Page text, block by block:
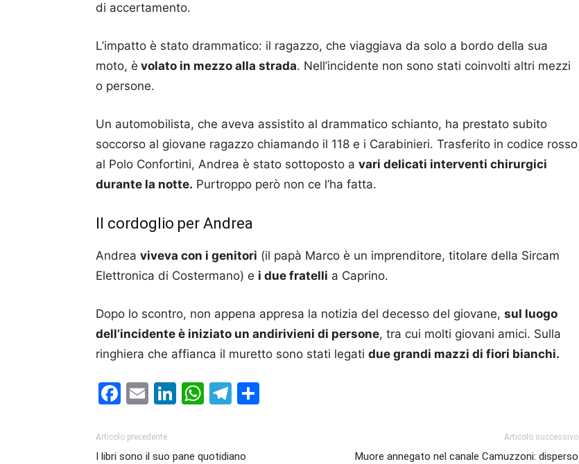
di accertamento.
L’impatto è stato drammatico: il ragazzo, che viaggiava da solo a bordo della sua
moto, è volato in mezzo alla strada. Nell’incidente non sono stati coinvolti altri mezzi
o persone.
Un automobilista, che aveva assistito al drammatico schianto, ha prestato subito
soccorso al giovane ragazzo chiamando il 118 e i Carabinieri. Trasferito in codice rosso
al Polo Confortini, Andrea è stato sottoposto a vari delicati interventi chirurgici
durante la notte. Purtroppo però non ce l’ha fatta.
Il cordoglio per Andrea
Andrea viveva con i genitori (il papà Marco è un imprenditore, titolare della Sircam
Elettronica di Costermano) e i due fratelli a Caprino.
Dopo lo scontro, non appena appresa la notizia del decesso del giovane, sul luogo
dell’incidente è iniziato un andirivieni di persone, tra cui molti giovani amici. Sulla
ringhiera che affianca il muretto sono stati legati due grandi mazzi di fiori bianchi.
Facebook
EmailLinkedIn
WhatsApp
Telegram
Articolo precedente
I libri sono il suo pane quotidiano
Articolo successivo
Muore annegato nel canale Camuzzoni: disperso